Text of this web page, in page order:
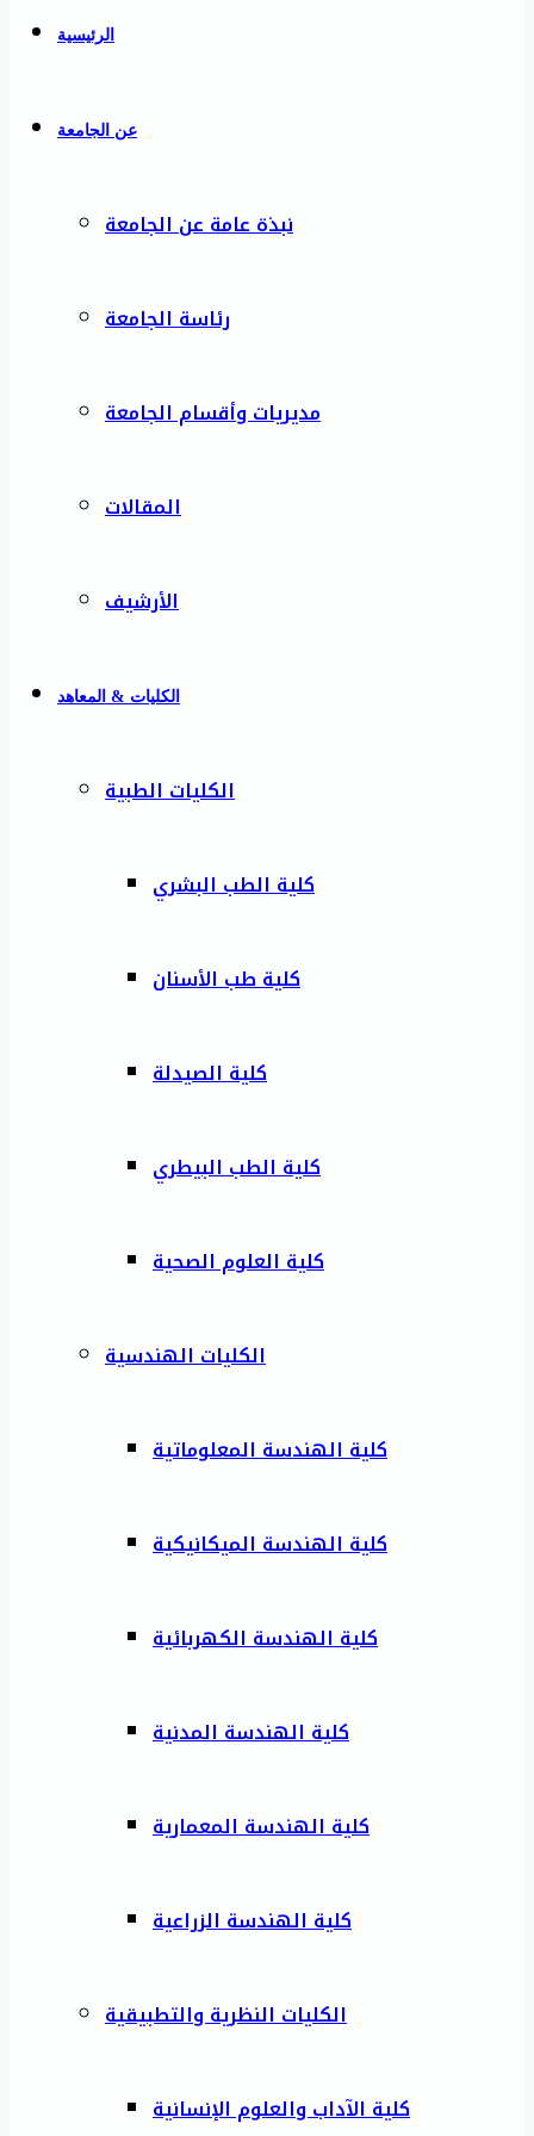
الرئيسية
عن الجامعة
نبذة عامة عن الجامعة
رئاسة الجامعة
مديريات وأقسام الجامعة
المقالات
الأرشيف
الكليات & المعاهد
الكليات الطبية
كلية الطب البشري
كلية طب الأسنان
كلية الصيدلة
كلية الطب البيطري
كلية العلوم الصحية
الكليات الهندسية
كلية الهندسة المعلوماتية
كلية الهندسة الميكانيكية
كلية الهندسة الكهربائية
كلية الهندسة المدنية
كلية الهندسة المعمارية
كلية الهندسة الزراعية
الكليات النظرية والتطبيقية
كلية الآداب والعلوم الإنسانية